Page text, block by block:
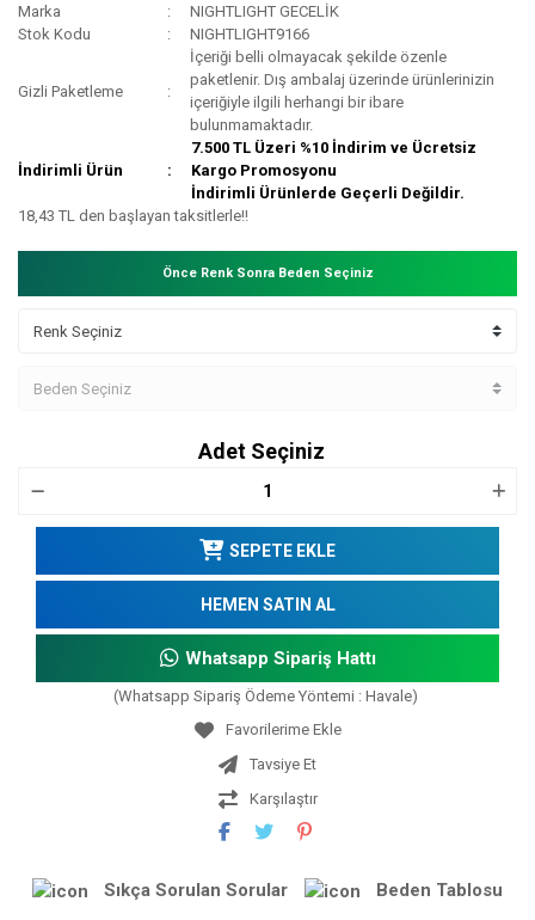
Marka
NIGHTLIGHT GECELİK
Stok Kodu
NIGHTLIGHT9166
Gizli Paketleme
İçeriği belli olmayacak şekilde özenle
paketlenir. Dış ambalaj üzerinde ürünlerinizin
içeriğiyle ilgili herhangi bir ibare
bulunmamaktadır.
İndirimli Ürün
7.500 TL Üzeri %10 İndirim ve Ücretsiz
Kargo Promosyonu
İndirimli Ürünlerde Geçerli Değildir.
18,43 TL den başlayan taksitlerle!!
Önce Renk Sonra Beden Seçiniz
Adet Seçiniz
SEPETE EKLE
HEMEN SATIN AL
Whatsapp Sipariş Hattı
(Whatsapp Sipariş Ödeme Yöntemi : Havale)
Tavsiye Et
Karşılaştır
Sıkça Sorulan Sorular Beden Tablosu